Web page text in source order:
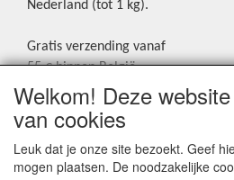
Nederland (tot 1 kg).
Gratis verzending vanaf
55 € binnen België.
Gratis verzending vanaf
65 € naar Nederland.
Levering andere
landen: geen gratis
verzending, portkosten
Blijf op
onze
Welkom! Deze
van cookies
Leuk dat je onze site bezoekt. Geef
mogen plaatsen. De noodzakelijke